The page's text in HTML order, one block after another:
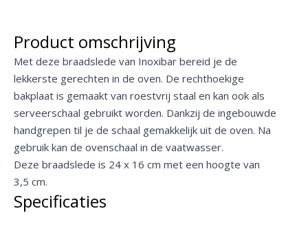
Product omschrijving
Met deze braadslede van Inoxibar bereid je de
lekkerste gerechten in de oven. De rechthoekige
bakplaat is gemaakt van roestvrij staal en kan ook als
serveerschaal gebruikt worden. Dankzij de ingebouwde
handgrepen til je de schaal gemakkelijk uit de oven. Na
gebruik kan de ovenschaal in de vaatwasser.
Deze braadslede is 24 x 16 cm met een hoogte van
3,5 cm.
Specificaties